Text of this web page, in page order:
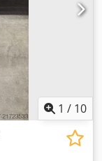
1 / 10